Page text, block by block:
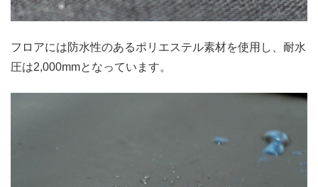
フロアには防水性のあるポリエステル素材を使用し、耐水
圧は2,000mmとなっています。